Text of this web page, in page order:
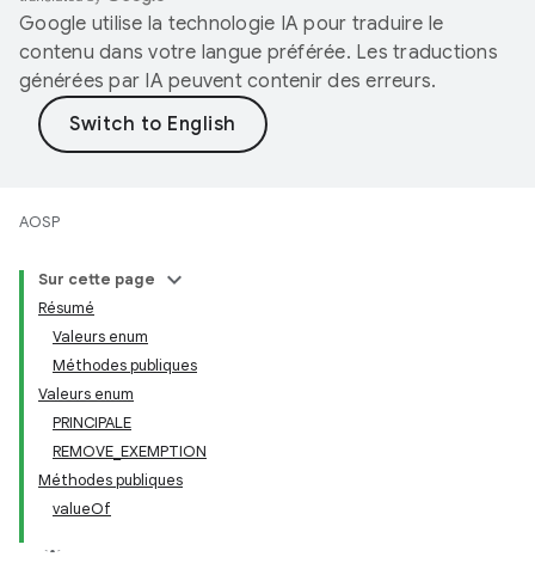
Google utilise la technologie IA pour traduire le
contenu dans votre langue préférée. Les traductions
générées par IA peuvent contenir des erreurs.
AOSP
Sur cette page
Résumé
Valeurs enum
Méthodes publiques
Valeurs enum
PRINCIPALE
REMOVE_EXEMPTION
Méthodes publiques
valueOf